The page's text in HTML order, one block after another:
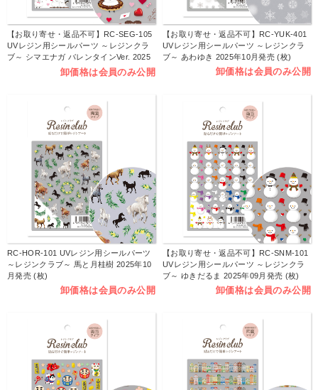
【お取り寄せ・返品不可】RC-SEG-105
UVレジン用シールパーツ ～レジンクラ
ブ～ シマエナガ バレンタインVer. 2025
年11月発売 (枚)卸価格は会員のみ公開
【お取り寄せ・返品不可】RC-YUK-401
UVレジン用シールパーツ ～レジンクラ
ブ～ あわゆき 2025年10月発売 (枚)
卸価格は会員のみ公開
RC-HOR-101 UVレジン用シールパーツ
～レジンクラブ～ 馬と月桂樹 2025年10
月発売 (枚)
卸価格は会員のみ公開
【お取り寄せ・返品不可】RC-SNM-101
UVレジン用シールパーツ ～レジンクラ
ブ～ ゆきだるま 2025年09月発売 (枚)
卸価格は会員のみ公開